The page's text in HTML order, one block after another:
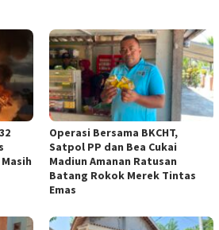
Operasi Bersama BKCHT,
Satpol PP dan Bea Cukai
Madiun Amanan Ratusan
Batang Rokok Merek Tintas
Emas